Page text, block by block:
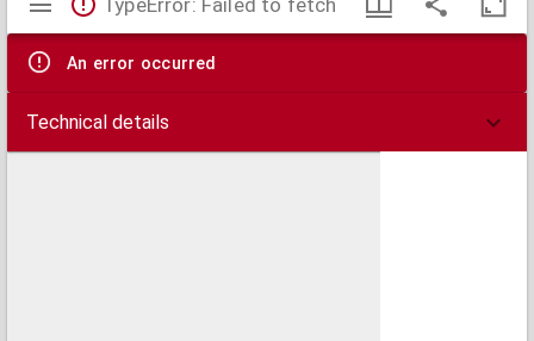
viewer
An error occurred
Technical details